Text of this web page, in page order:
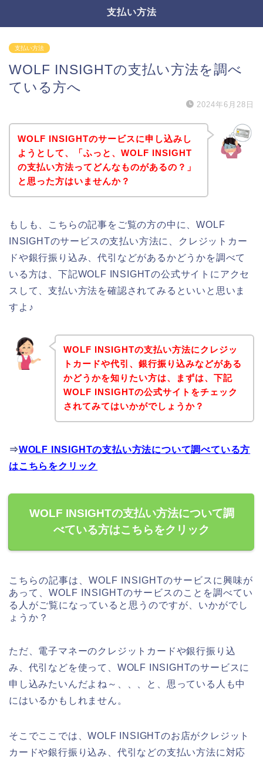
支払い方法
支払い方法
WOLF INSIGHTの支払い方法を調べ
ている方へ
2024年6月28日
WOLF INSIGHTのサービスに申し込みし
ようとして、「ふっと、WOLF INSIGHT
の支払い方法ってどんなものがあるの？」
と思った方はいませんか？
もしも、こちらの記事をご覧の方の中に、WOLF
INSIGHTのサービスの支払い方法に、クレジットカー
ドや銀行振り込み、代引などがあるかどうかを調べて
いる方は、下記WOLF INSIGHTの公式サイトにアクセ
スして、支払い方法を確認されてみるといいと思いま
すよ♪
WOLF INSIGHTの支払い方法にクレジッ
トカードや代引、銀行振り込みなどがある
かどうかを知りたい方は、まずは、下記
WOLF INSIGHTの公式サイトをチェック
されてみてはいかがでしょうか？
⇒WOLF INSIGHTの支払い方法について調べている方
はこちらをクリック
WOLF INSIGHTの支払い方法について調
べている方はこちらをクリック
こちらの記事は、WOLF INSIGHTのサービスに興味が
あって、WOLF INSIGHTのサービスのことを調べてい
る人がご覧になっていると思うのですが、いかがでし
ょうか？
ただ、電子マネーのクレジットカードや銀行振り込
み、代引などを使って、WOLF INSIGHTのサービスに
申し込みたいんだよね～、、、と、思っている人も中
にはいるかもしれません。
そこでここでは、WOLF INSIGHTのお店がクレジット
カードや銀行振り込み、代引などの支払い方法に対応